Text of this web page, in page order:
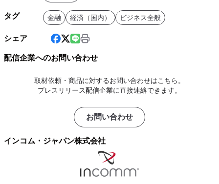
タグ 金融 経済（国内） ビジネス全般
シェア
配信企業へのお問い合わせ
取材依頼・商品に対するお問い合わせはこちら。
プレスリリース配信企業に直接連絡できます。
お問い合わせ
インコム・ジャパン株式会社